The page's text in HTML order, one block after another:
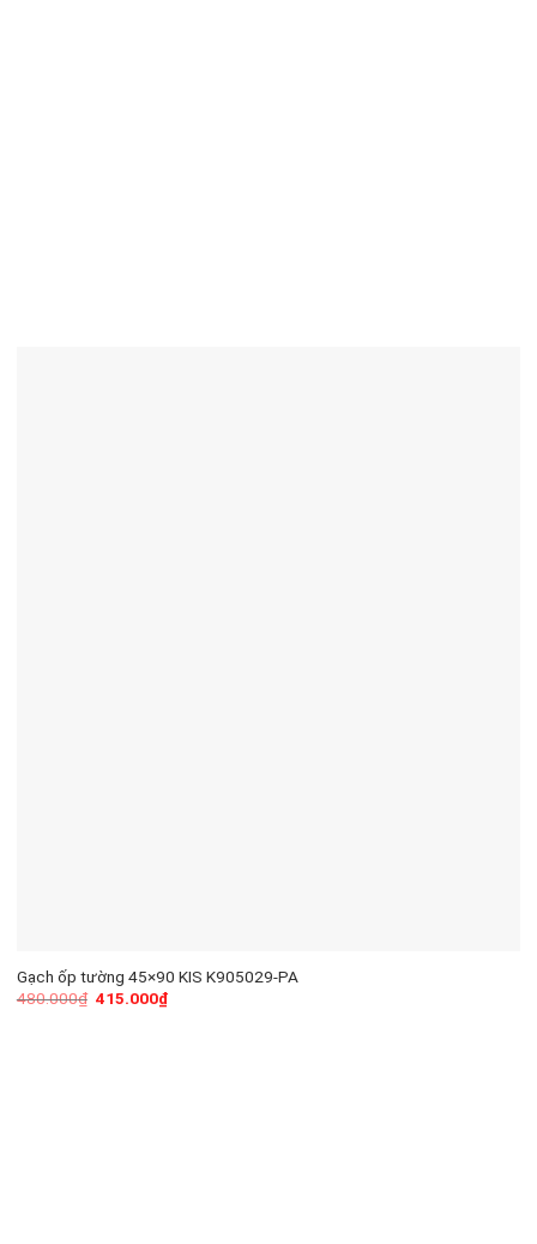
Gạch ốp tường 45×90 KIS K905029-PA
480.000₫ 415.000₫